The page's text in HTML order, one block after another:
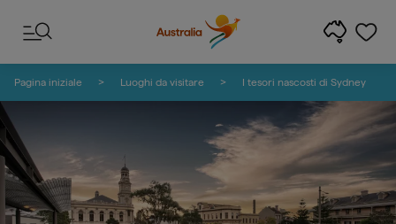
Pagina iniziale Luoghi da visitare I tesori nascosti di Sydney